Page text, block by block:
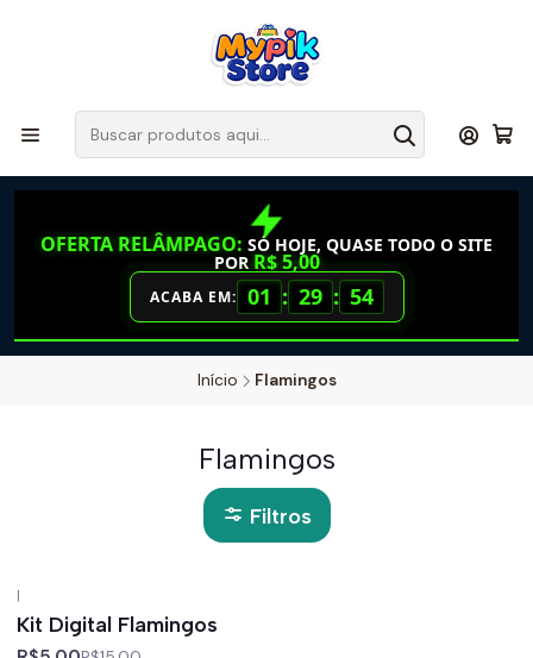
OFERTA RELÂMPAGO: SÓ HOJE, QUASE TODO O SITE
POR R$ 5,00
ACABA EM: 01 : 29 : 54
Início Flamingos
Flamingos
Filtros
|
Kit Digital Flamingos